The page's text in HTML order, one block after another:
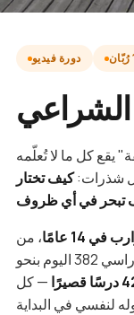
دورة فيديو
الشراعي
يقع كل ما لا تُعلّمه
شذرات:كيف تختار
تبحر في أي ظروف
14 عامًا
، من
أول قارب بـ1,200 يورو إلى هالبيرغ-راسي 382 اليوم بنحو
— كل